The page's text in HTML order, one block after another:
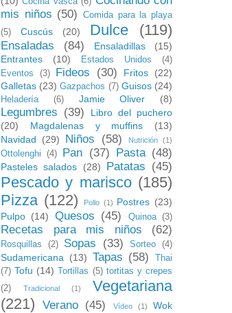
mis niños (50)
Comida para la playa
(5)
Cuscús (20) Dulce (119)
Ensaladas (84) Ensaladillas
(15)
Entrantes
(10) Estados Unidos
(4)
Eventos
(3) Fideos (30) Fritos
(22)
Galletas (23) Gazpachos (7) Guisos (24)
Heladería (6) Jamie Oliver (8)
Legumbres (39)
Libro del puchero
(20)
Magdalenas y muffins
(13)
Navidad
(29) Niños (58) Nutrición (1)
Ottolenghi (4) Pan (37) Pasta (48)
Pasteles salados (28) Patatas (45)
Pescado y marisco (185)
Pizza (122) Pollo (1) Postres (23)
Pulpo (14) Quesos (45) Quinoa (3)
Recetas para mis niños (62)
Rosquillas (2) Sopas (33) Sorteo (4)
Sudamericana (13) Tapas (58)
Thai
(7) Tofu (14) Tortillas (5) tortitas y crepes
(2)
Tradicional (1)
Vegetariana
(221)
Verano (45) Vídeo (1)
Wok